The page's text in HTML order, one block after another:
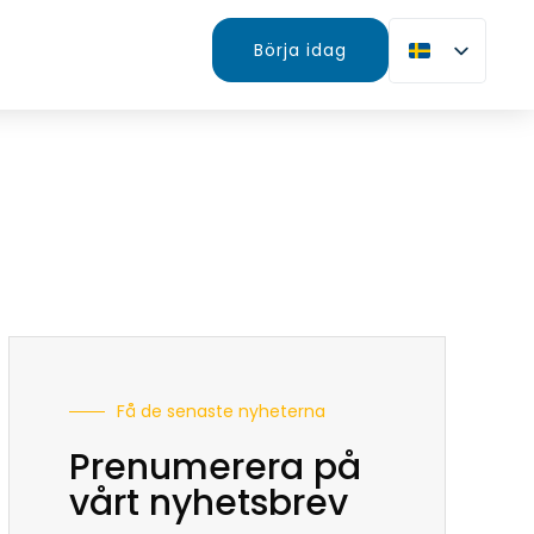
Börja idag
Få de senaste nyheterna
Prenumerera på
vårt nyhetsbrev